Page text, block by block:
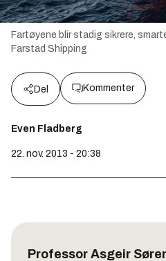
Fartøyene blir stadig sikrere,
Farstad Shipping
Del Kommenter
Even Fladberg
22. nov. 2013 - 20:38
Professor Asgeir